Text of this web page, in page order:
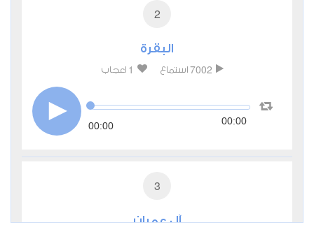
2
البقرة
7002 استماع 1 اعجاب
00:00 00:00
3
آل عمران